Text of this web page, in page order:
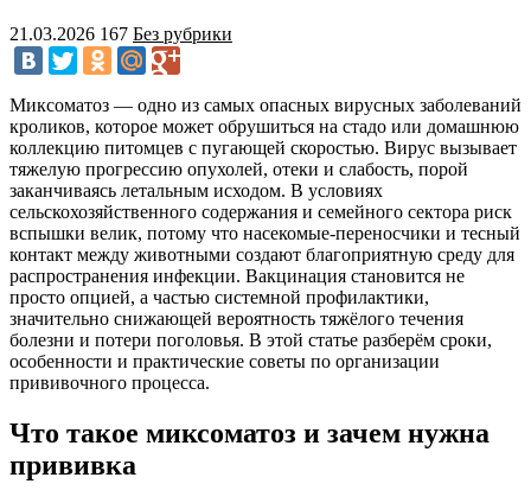
21.03.2026 167 Без рубрики
Миксоматоз — одно из самых опасных вирусных заболеваний
кроликов, которое может обрушиться на стадо или домашнюю
коллекцию питомцев с пугающей скоростью. Вирус вызывает
тяжелую прогрессию опухолей, отеки и слабость, порой
заканчиваясь летальным исходом. В условиях
сельскохозяйственного содержания и семейного сектора риск
вспышки велик, потому что насекомые-переносчики и тесный
контакт между животными создают благоприятную среду для
распространения инфекции. Вакцинация становится не
просто опцией, а частью системной профилактики,
значительно снижающей вероятность тяжёлого течения
болезни и потери поголовья. В этой статье разберём сроки,
особенности и практические советы по организации
прививочного процесса.
Что такое миксоматоз и зачем нужна
прививка